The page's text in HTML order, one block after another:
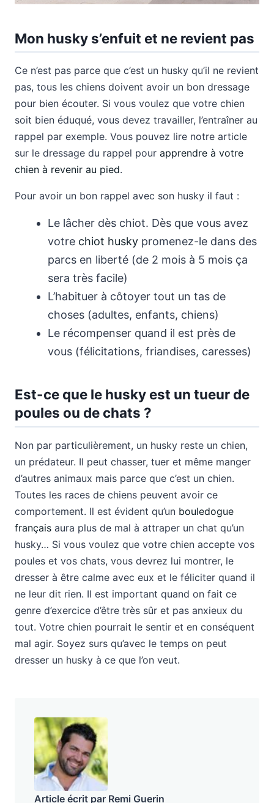
Mon husky s’enfuit et ne revient pas
Ce n’est pas parce que c’est un husky qu’il ne revient
pas, tous les chiens doivent avoir un bon dressage
pour bien écouter. Si vous voulez que votre chien
soit bien éduqué, vous devez travailler, l’entraîner au
rappel par exemple. Vous pouvez lire notre article
sur le dressage du rappel pour apprendre à votre
chien à revenir au pied.
Pour avoir un bon rappel avec son husky il faut :
Le lâcher dès chiot. Dès que vous avez
votre chiot husky promenez-le dans des
parcs en liberté (de 2 mois à 5 mois ça
sera très facile)
L’habituer à côtoyer tout un tas de
choses (adultes, enfants, chiens)
Le récompenser quand il est près de
vous (félicitations, friandises, caresses)
Est-ce que le husky est un tueur de
poules ou de chats ?
Non par particulièrement, un husky reste un chien,
un prédateur. Il peut chasser, tuer et même manger
d’autres animaux mais parce que c’est un chien.
Toutes les races de chiens peuvent avoir ce
comportement. Il est évident qu’un bouledogue
français aura plus de mal à attraper un chat qu’un
husky… Si vous voulez que votre chien accepte vos
poules et vos chats, vous devrez lui montrer, le
dresser à être calme avec eux et le féliciter quand il
ne leur dit rien. Il est important quand on fait ce
genre d’exercice d’être très sûr et pas anxieux du
tout. Votre chien pourrait le sentir et en conséquent
mal agir. Soyez surs qu’avec le temps on peut
dresser un husky à ce que l’on veut.
Article écrit par Remi Guerin